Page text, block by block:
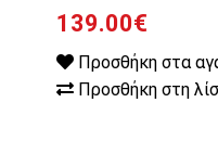
139.00€
Προσθήκη στα
Προσθήκη στη